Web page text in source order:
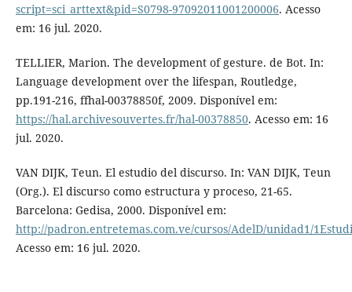
script=sci_arttext&pid=S0798-97092011001200006. Acesso
em: 16 jul. 2020.
TELLIER, Marion. The development of gesture. de Bot. In:
Language development over the lifespan, Routledge,
pp.191-216, ffhal-00378850f, 2009. Disponível em:
https://hal.archivesouvertes.fr/hal-00378850. Acesso em: 16
jul. 2020.
VAN DIJK, Teun. El estudio del discurso. In: VAN DIJK, Teun
(Org.). El discurso como estructura y proceso, 21-65.
Barcelona: Gedisa, 2000. Disponível em:
http://padron.entretemas.com.ve/cursos/AdelD/unidad1/
Acesso em: 16 jul. 2020.